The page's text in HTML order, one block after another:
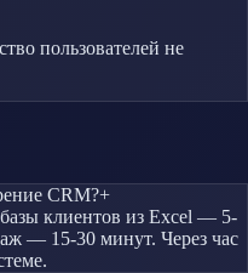
пользователей не
CRM?+
клиентов из Excel — 5-
— 15-30 минут. Через час